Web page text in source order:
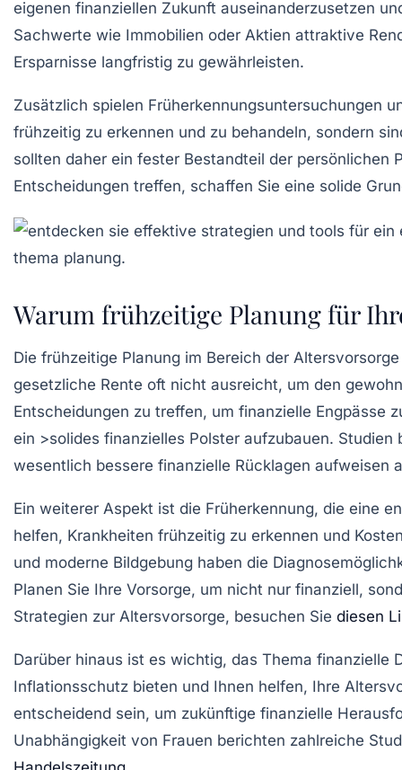
eigenen finanziellen Zukunft auseinanderzusetzen
Sachwerte wie Immobilien oder Aktien attraktive
Ersparnisse langfristig zu gewährleisten.
Zusätzlich spielen Früherkennungsuntersuchungen
frühzeitig zu erkennen und zu behandeln, sondern
sollten daher ein fester Bestandteil der
Entscheidungen treffen, schaffen Sie eine solide
Warum frühzeitige Planung für
Die frühzeitige Planung im Bereich der Altersvorsorge
gesetzliche Rente oft nicht ausreicht, um den
Entscheidungen zu treffen, um finanzielle Engpässe
ein >solides finanzielles Polster aufzubauen. Studien
wesentlich bessere finanzielle Rücklagen aufweisen
Ein weiterer Aspekt ist die Früherkennung, die eine
helfen, Krankheiten frühzeitig zu erkennen und
und moderne Bildgebung haben die
Planen Sie Ihre Vorsorge, um nicht nur finanziell,
Strategien zur Altersvorsorge, besuchen Sie diesen
Darüber hinaus ist es wichtig, das Thema finanzielle
Inflationsschutz bieten und Ihnen helfen, Ihre
entscheidend sein, um zukünftige finanzielle
Unabhängigkeit von Frauen berichten zahlreiche